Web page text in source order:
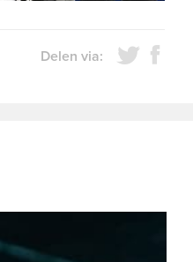
Delen via: